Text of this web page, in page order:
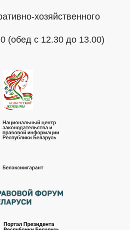
хозяйственного
(обед с 12.30 до 13.00)